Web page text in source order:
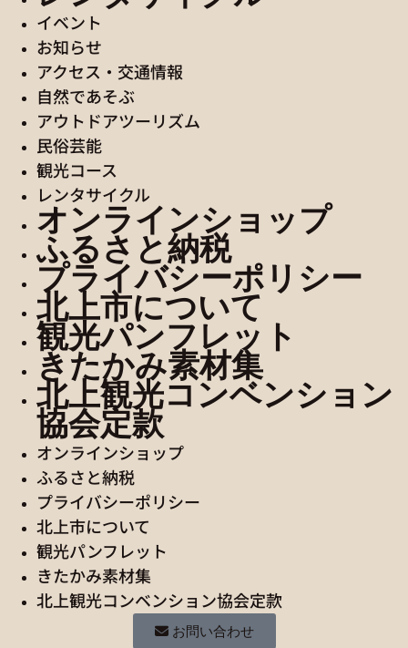
イベント
お知らせ
アクセス・交通情報
自然であそぶ
アウトドアツーリズム
民俗芸能
観光コース
レンタサイクル
オンラインショップ
ふるさと納税
プライバシーポリシー
北上市について
観光パンフレット
きたかみ素材集
北上観光コンベンション
協会定款
オンラインショップ
ふるさと納税
プライバシーポリシー
北上市について
観光パンフレット
きたかみ素材集
北上観光コンベンション協会定款
お問い合わせ